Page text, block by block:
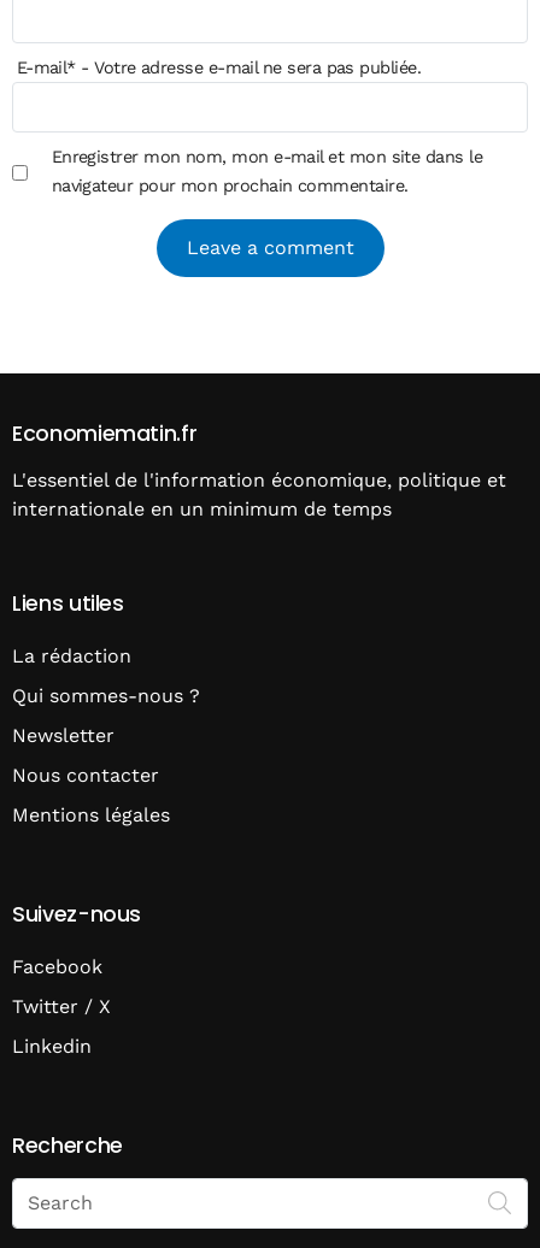
E-mail*- Votre adresse e-mail ne sera pas publiée.
Enregistrer mon nom, mon e-mail et mon site dans le
navigateur pour mon prochain commentaire.
Economiematin.fr
L'essentiel de l'information économique, politique et
internationale en un minimum de temps
Liens utiles
La rédaction
Qui sommes-nous ?
Newsletter
Nous contacter
Mentions légales
Suivez-nous
Facebook
Twitter / X
Linkedin
Recherche
Search
on
Economie